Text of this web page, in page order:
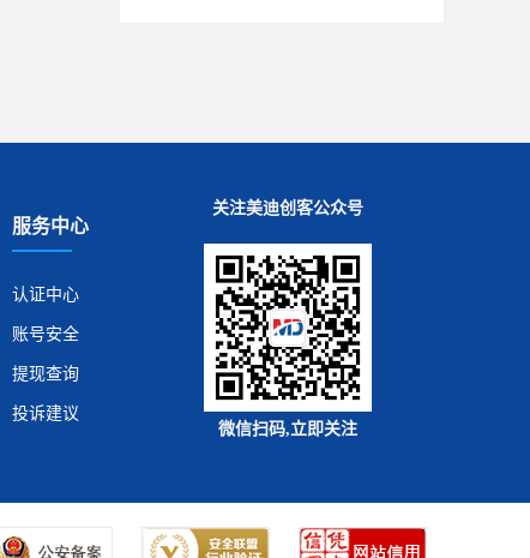
服务中心
认证中心
账号安全
提现查询
投诉建议
关注美迪创客公众号
微信扫码,立即关注